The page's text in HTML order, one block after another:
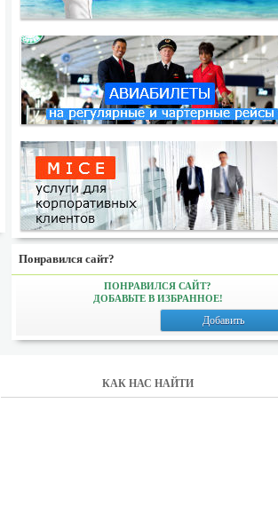
Понравился сайт?
ПОНРАВИЛСЯ САЙТ?
ДОБАВЬТЕ В ИЗБРАННОЕ!
Добавить
КАК НАС НАЙТИ